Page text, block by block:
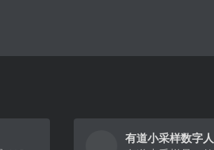
有道小采样数字人